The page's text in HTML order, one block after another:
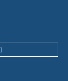
］